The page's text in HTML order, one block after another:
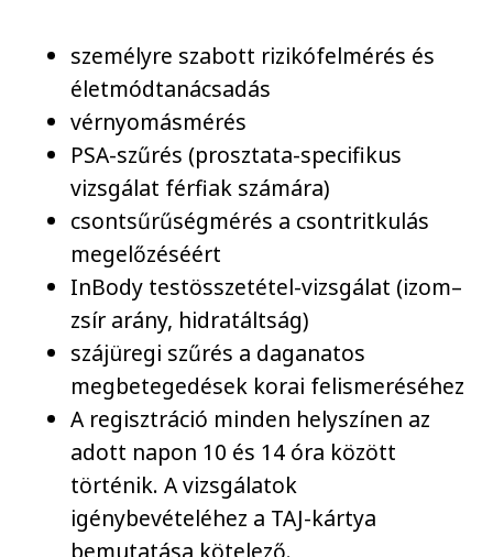
személyre szabott rizikófelmérés és
életmódtanácsadás
vérnyomásmérés
PSA-szűrés (prosztata-specifikus
vizsgálat férfiak számára)
csontsűrűségmérés a csontritkulás
megelőzéséért
InBody testösszetétel-vizsgálat (izom–
zsír arány, hidratáltság)
szájüregi szűrés a daganatos
megbetegedések korai felismeréséhez
A regisztráció minden helyszínen az
adott napon 10 és 14 óra között
történik. A vizsgálatok
igénybevételéhez a TAJ-kártya
bemutatása kötelező.